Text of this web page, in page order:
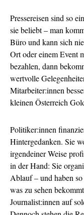
Pressereisen sind so
sie beliebt – man
Büro und kann sich
Ort oder einem Event
bezahlen, dann
wertvolle
Mitarbeiter:innen
kleinen Österreich
Politiker:innen
Hintergedanken. Sie
irgendeiner Weise
in der Hand: Sie
Ablauf – und haben
was zu sehen
Journalist:innen auf